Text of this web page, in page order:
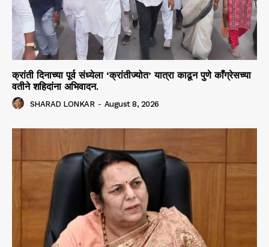
क्रांती दिनाच्या पूर्व संध्येला ‘क्रांतीज्योत’ यात्रा काढून पुणे काँग्रेसच्या
वतीने शहिदांना अभिवादन.
SHARAD LONKAR - August 8, 2026